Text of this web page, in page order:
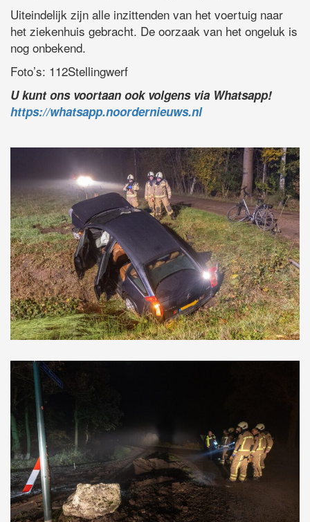
Uiteindelijk zijn alle inzittenden van het voertuig naar
het ziekenhuis gebracht. De oorzaak van het ongeluk is
nog onbekend.
Foto’s: 112Stellingwerf
U kunt ons voortaan ook volgens via Whatsapp!
https://whatsapp.noordernieuws.nl